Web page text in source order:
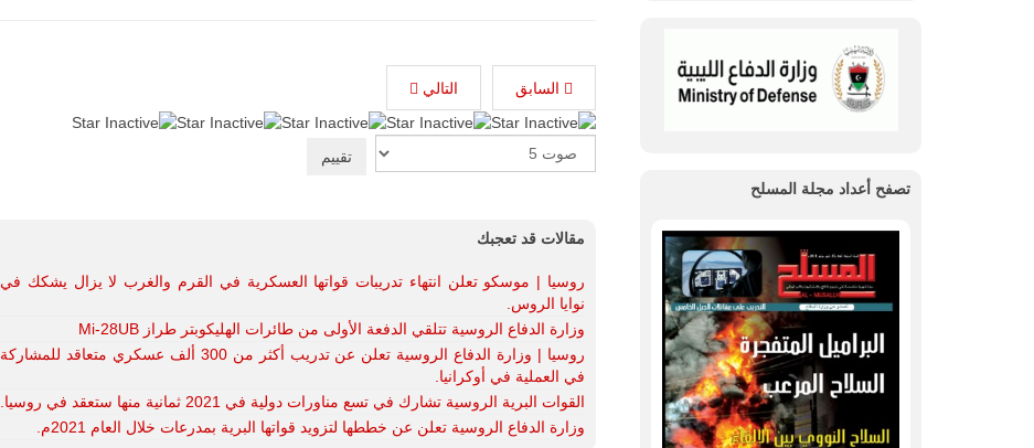
شرق البلاد
حضور دولي
تقوده الولايات
المتحدة وشراكة
أطراف ليبية
منقسمة منذ…
السابق التالي
Rate
مقالات قد تعجبك
روسيا | موسكو تعلن انتهاء تدريبات قواتها العسكرية في القرم والغرب لا يزال يشكك في
نوايا الروس.
وزارة الدفاع الروسية تتلقي الدفعة الأولى من طائرات الهليكوبتر طراز Mi-28UB
روسيا | وزارة الدفاع الروسية تعلن عن تدريب أكثر من 300 ألف عسكري متعاقد للمشاركة
في العملية في أوكرانيا.
القوات البرية الروسية تشارك في تسع مناورات دولية في 2021 ثمانية منها ستعقد في روسيا.
وزارة الدفاع الروسية تعلن عن خططها لتزويد قواتها البرية بمدرعات خلال العام 2021م.
تصفح أعداد مجلة المسلح